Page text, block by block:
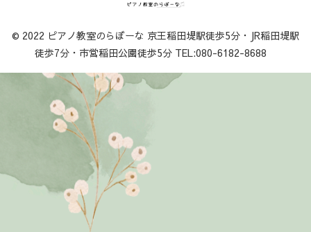
© 2022 ピアノ教室のらぼーな 京王稲田堤駅徒歩5分・JR稲田堤駅
徒歩7分・市営稲田公園徒歩5分 TEL:080-6182-8688